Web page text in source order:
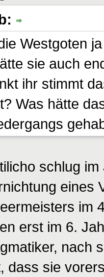
Westgoten
sie auch
ihr stimmt
Was hätte
schlug
eines
im
erst im 6.
nach
dass sie